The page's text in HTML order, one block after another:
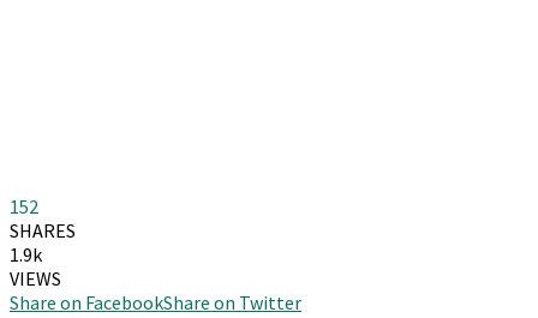
152
SHARES
1.9k
VIEWS
Share on FacebookShare on Twitter